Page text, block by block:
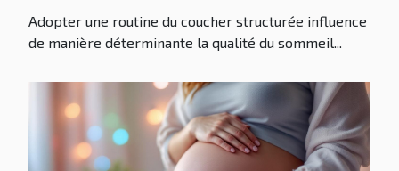
Adopter une routine du coucher structurée influence
de manière déterminante la qualité du sommeil...